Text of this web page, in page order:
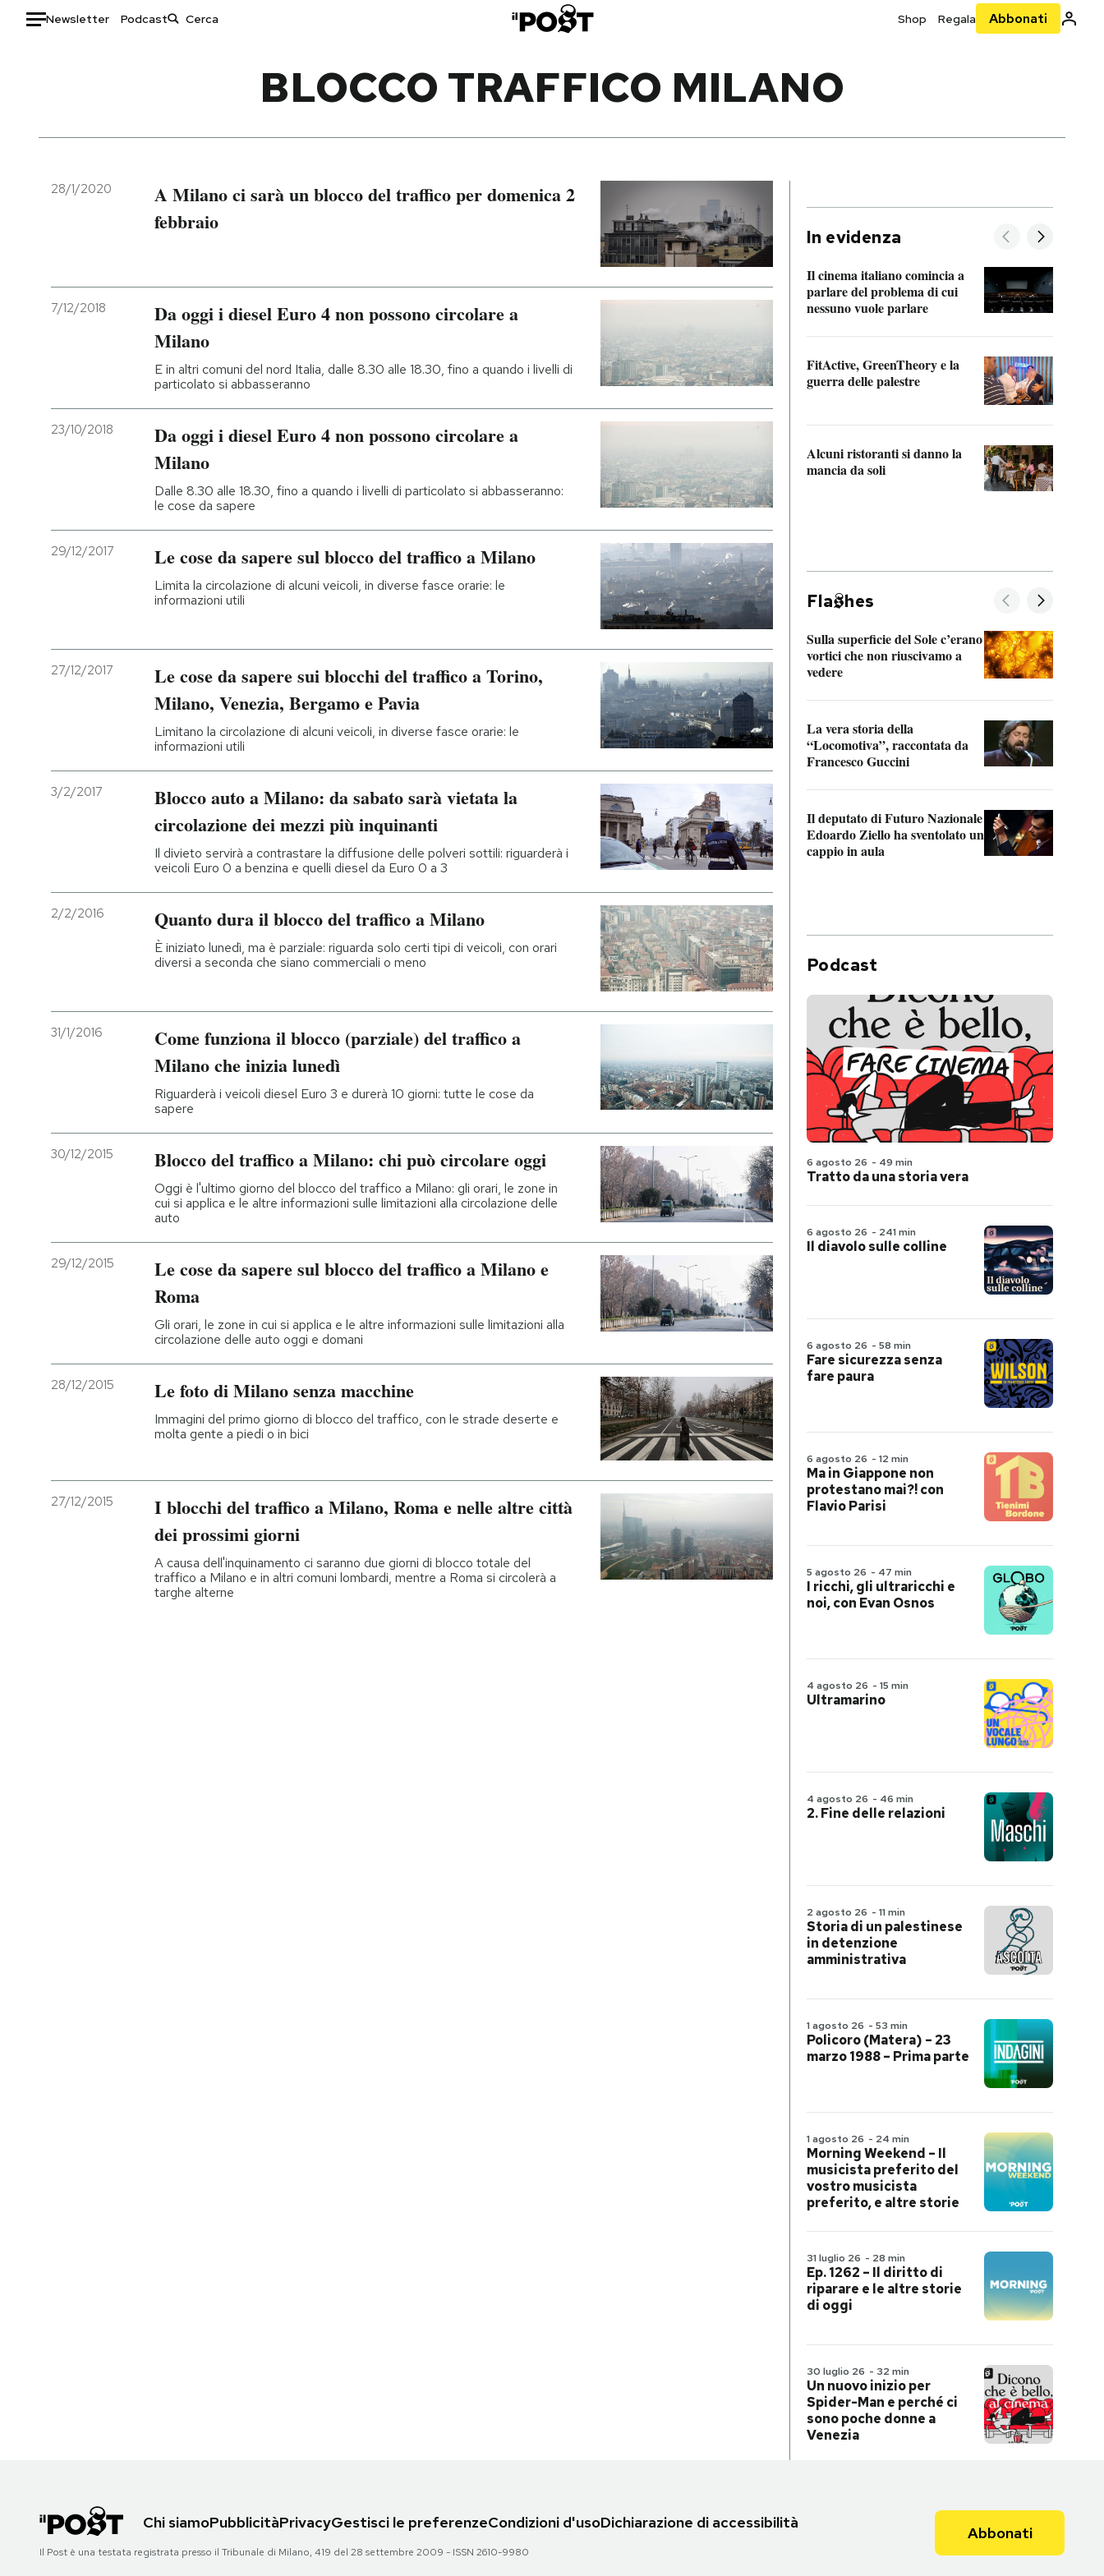
Newsletter Podcast Shop Regala Abbonati
Italia
Politica
Economia
Moda
Ok Boomer!
Mondiali calcio 2026
I MIEI PREFERITI
AREA PERSONALE
BLOCCO TRAFFICO MILANO
28/1/2020
A Milano ci sarà un blocco del traffico per domenica 2
febbraio
7/12/2018
Da oggi i diesel Euro 4 non possono circolare a
Milano
E in altri comuni del nord Italia, dalle 8.30 alle 18.30, fino a quando i livelli di
particolato si abbasseranno
23/10/2018
Da oggi i diesel Euro 4 non possono circolare a
Milano
Dalle 8.30 alle 18.30, fino a quando i livelli di particolato si abbasseranno:
le cose da sapere
29/12/2017 Le cose da sapere sul blocco del traffico a Milano
Limita la circolazione di alcuni veicoli, in diverse fasce orarie: le
informazioni utili
27/12/2017
Le cose da sapere sui blocchi del traffico a Torino,
Milano, Venezia, Bergamo e Pavia
Limitano la circolazione di alcuni veicoli, in diverse fasce orarie: le
informazioni utili
3/2/2017
Blocco auto a Milano: da sabato sarà vietata la
circolazione dei mezzi più inquinanti
Il divieto servirà a contrastare la diffusione delle polveri sottili: riguarderà i
veicoli Euro 0 a benzina e quelli diesel da Euro 0 a 3
2/2/2016 Quanto dura il blocco del traffico a Milano
È iniziato lunedì, ma è parziale: riguarda solo certi tipi di veicoli, con orari
diversi a seconda che siano commerciali o meno
31/1/2016
Come funziona il blocco (parziale) del traffico a
Milano che inizia lunedì
Riguarderà i veicoli diesel Euro 3 e durerà 10 giorni: tutte le cose da
sapere
30/12/2015 Blocco del traffico a Milano: chi può circolare oggi
Oggi è l'ultimo giorno del blocco del traffico a Milano: gli orari, le zone in
cui si applica e le altre informazioni sulle limitazioni alla circolazione delle
auto
29/12/2015
Le cose da sapere sul blocco del traffico a Milano e
Roma
Gli orari, le zone in cui si applica e le altre informazioni sulle limitazioni alla
circolazione delle auto oggi e domani
28/12/2015 Le foto di Milano senza macchine
Immagini del primo giorno di blocco del traffico, con le strade deserte e
molta gente a piedi o in bici
27/12/2015
I blocchi del traffico a Milano, Roma e nelle altre città
dei prossimi giorni
A causa dell'inquinamento ci saranno due giorni di blocco totale del
traffico a Milano e in altri comuni lombardi, mentre a Roma si circolerà a
targhe alterne
In evidenza
Il cinema italiano comincia a
parlare del problema di cui
nessuno vuole parlare
FitActive, GreenTheory e la
guerra delle palestre
Alcuni ristoranti si danno la
mancia da soli
Fla hes
Sulla superficie del Sole c’erano
vortici che non riuscivamo a
vedere
La vera storia della
“Locomotiva”, raccontata da
Francesco Guccini
Il deputato di Futuro Nazionale
Edoardo Ziello ha sventolato un
cappio in aula
Podcast
6 agosto 26 - 49 min
Tratto da una storia vera
6 agosto 26 - 241 min
Il diavolo sulle colline
6 agosto 26 - 58 min
Fare sicurezza senza
fare paura
6 agosto 26 - 12 min
Ma in Giappone non
protestano mai?! con
Flavio Parisi
5 agosto 26 - 47 min
I ricchi, gli ultraricchi e
noi, con Evan Osnos
4 agosto 26 - 15 min
Ultramarino
4 agosto 26 - 46 min
2. Fine delle relazioni
2 agosto 26 - 11 min
Storia di un palestinese
in detenzione
amministrativa
1 agosto 26 - 53 min
Policoro (Matera) – 23
marzo 1988 – Prima parte
1 agosto 26 - 24 min
Morning Weekend – Il
musicista preferito del
vostro musicista
preferito, e altre storie
31 luglio 26 - 28 min
Ep. 1262 – Il diritto di
riparare e le altre storie
di oggi
30 luglio 26 - 32 min
Un nuovo inizio per
Spider-Man e perché ci
sono poche donne a
Venezia
Chi siamoPubblicitàPrivacyGestisci le preferenzeCondizioni d'usoDichiarazione di accessibilità
Il Post è una testata registrata presso il Tribunale di Milano, 419 del 28 settembre 2009 - ISSN 2610-9980
Abbonati